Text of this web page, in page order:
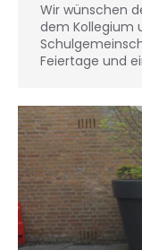
Wir wünschen
dem Kollegium
Feiertage und